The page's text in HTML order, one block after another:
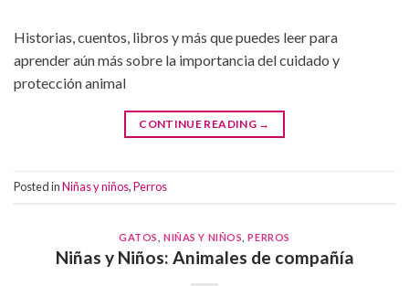
Historias, cuentos, libros y más que puedes leer para
aprender aún más sobre la importancia del cuidado y
protección animal
CONTINUE READING →
Posted inNiñas y niños,Perros
GATOS ,NIÑAS Y NIÑOS ,PERROS
Niñas y Niños: Animales de compañía